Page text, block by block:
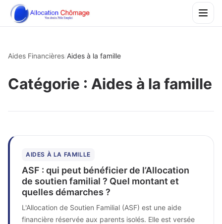
Aides Financières/Aides à la famille
Catégorie : Aides à la famille
AIDES À LA FAMILLE
ASF : qui peut bénéficier de l’Allocation
de soutien familial ? Quel montant et
quelles démarches ?
L'Allocation de Soutien Familial (ASF) est une aide
financière réservée aux parents isolés. Elle est versée